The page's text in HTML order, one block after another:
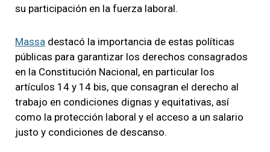
su participación en la fuerza laboral.
Massa destacó la importancia de estas políticas
públicas para garantizar los derechos consagrados
en la Constitución Nacional, en particular los
artículos 14 y 14 bis, que consagran el derecho al
trabajo en condiciones dignas y equitativas, así
como la protección laboral y el acceso a un salario
justo y condiciones de descanso.